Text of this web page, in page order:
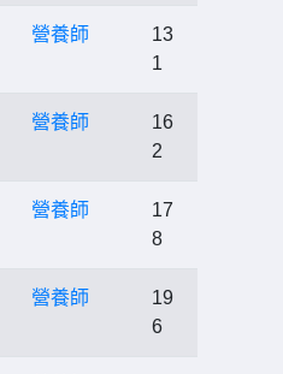
營養師
13
1
營養師
16
2
營養師
17
8
營養師
19
6